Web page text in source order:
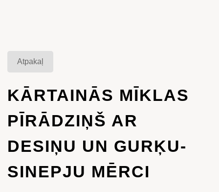
Atpakaļ
KĀRTAINĀS MĪKLAS
PĪRĀDZIŅŠ AR
DESIŅU UN GURĶU-
SINEPJU MĒRCI